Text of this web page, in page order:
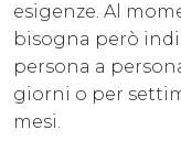
esigenze. Al
bisogna però
persona a
giorni o per
mesi.